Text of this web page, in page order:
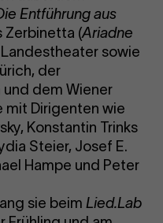
Entführung aus
Zerbinetta (Ariadne
sowie
der
und dem Wiener
mit Dirigenten wie
Konstantin Trinks
Steier, Josef E.
Hampe und Peter
sie beim Lied.Lab